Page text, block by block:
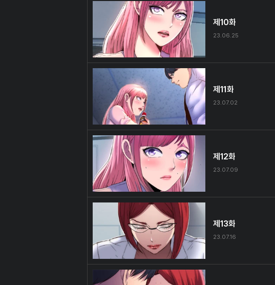
제10화
23.06.25
제11화
23.07.02
제12화
23.07.09
제13화
23.07.16